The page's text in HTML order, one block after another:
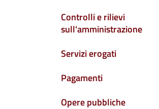
Controlli e rilievi
sull'amministrazione
Servizi erogati
Pagamenti
Opere pubbliche